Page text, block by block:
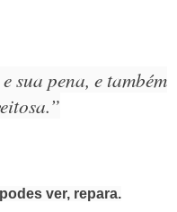
sua pena, e também
ver, repara.